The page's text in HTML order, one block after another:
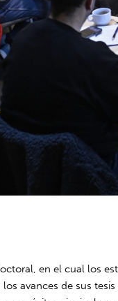
en el cual los
avances de sus